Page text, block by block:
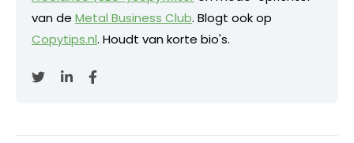
van de Metal Business Club. Blogt ook op
Copytips.nl. Houdt van korte bio's.